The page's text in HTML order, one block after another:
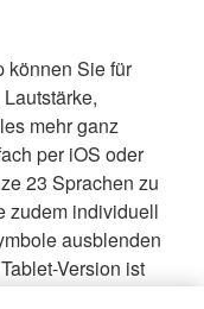
können Sie für
mehr ganz
per iOS oder
23 Sprachen zu
zudem individuell
ausblenden
Version ist